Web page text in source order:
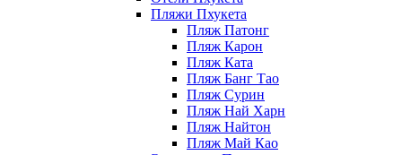
Пляжи Пхукета
Пляж Патонг
Пляж Карон
Пляж Ката
Пляж Банг Тао
Пляж Сурин
Пляж Най Харн
Пляж Найтон
Пляж Май Као